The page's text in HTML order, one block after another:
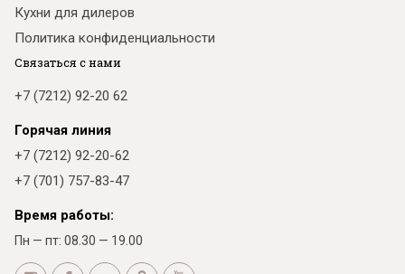
Кухни для дилеров
Политика конфиденциальности
Связаться с нами
+7 (7212) 92-20 62
Горячая линия
+7 (7212) 92-20-62
+7 (701) 757-83-47
Время работы:
Пн — пт: 08.30 — 19.00